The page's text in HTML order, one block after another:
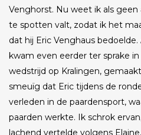
Venghorst. Nu weet ik als
te spotten valt, zodat ik het
dat hij Eric Venghaus
kwam even eerder ter sprake
wedstrijd op Kralingen,
smeuïg dat Eric tijdens de
verleden in de paardensport,
paarden werkte. Ik schrok
lachend vertelde volgens